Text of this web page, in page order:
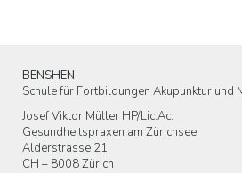
BENSHEN
Schule für Fortbildungen Akupunktur und
Josef Viktor Müller HP/Lic.Ac.
Gesundheitspraxen am Zürichsee
Alderstrasse 21
CH – 8008 Zürich